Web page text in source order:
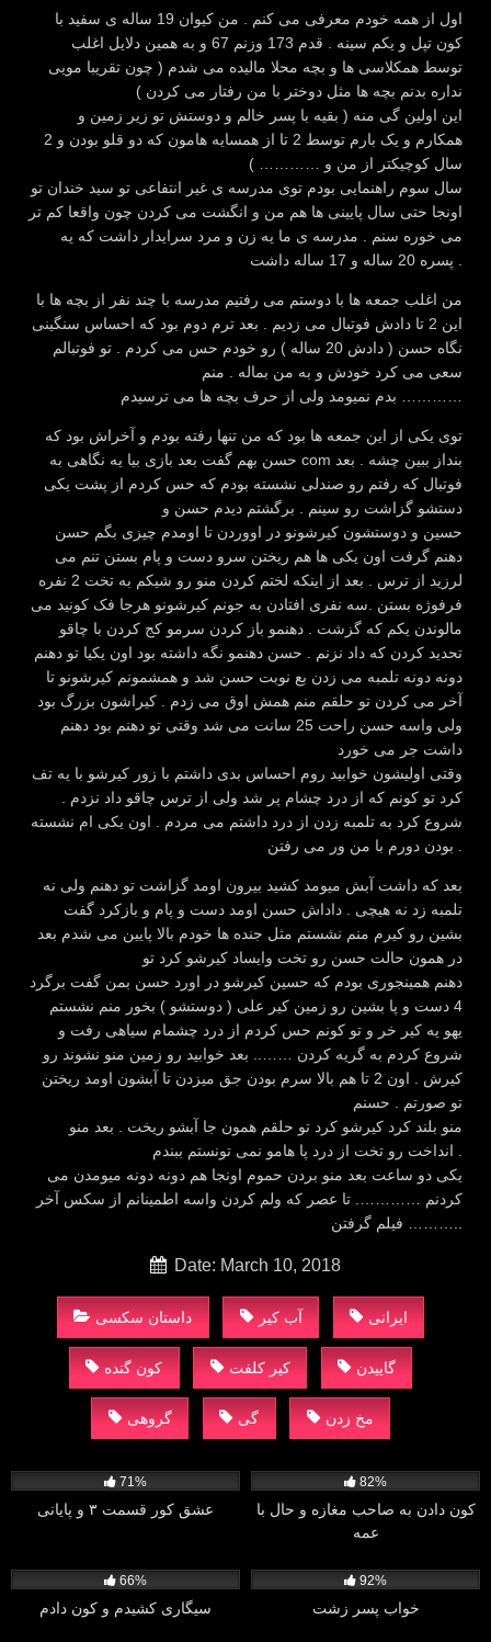
اول از همه خودم معرفی می کنم . من کیوان 19 ساله ی سفید با
کون تپل و یکم سینه . قدم 173 وزنم 67 و به همین دلایل اغلب
توسط همکلاسی ها و بچه محلا مالیده می شدم ( چون تقریبا مویی
نداره بدنم بچه ها مثل دوختر با من رفتار می کردن )
این اولین گی منه ( بقیه با پسر خالم و دوستش تو زیر زمین و
همکارم و یک بارم توسط 2 تا از همسایه هامون که دو قلو بودن و 2
سال کوچیکتر از من و ………… )
سال سوم راهنمایی بودم توی مدرسه ی غیر انتفاعی تو سید خندان تو
اونجا حتی سال پایینی ها هم من و انگشت می کردن چون واقعا کم تر
می خوره سنم . مدرسه ی ما یه زن و مرد سرایدار داشت که یه
من اغلب جمعه ها با دوستم می رفتیم مدرسه با چند نفر از بچه ها با
این 2 تا دادش فوتبال می زدیم . بعد ترم دوم بود که احساس سنگینی
نگاه حسن ( دادش 20 ساله ) رو خودم حس می کردم . تو فوتبالم
سعی می کرد خودش و به من بماله . منم
توی یکی از این جمعه ها بود که من تنها رفته بودم و آخراش بود که
حسن بهم گفت بعد بازی بیا یه نگاهی به com بنداز ببین چشه . بعد
فوتبال که رفتم رو صندلی نشسته بودم که حس کردم از پشت یکی
دستشو گزاشت رو سینم . برگشتم دیدم حسن و
حسین و دوستشون کیرشونو در اووردن تا اومدم چیزی بگم حسن
دهنم گرفت اون یکی ها هم ریختن سرو دست و پام بستن تنم می
لرزید از ترس . بعد از اینکه لختم کردن منو رو شیکم به تخت 2 نفره
فرفوژه بستن .سه نفری افتادن به جونم کیرشونو هرجا فک کونید می
مالوندن یکم که گزشت . دهنمو باز کردن سرمو کج کردن با چاقو
تحدید کردن که داد نزنم . حسن دهنمو نگه داشته بود اون یکیا تو دهنم
دونه دونه تلمبه می زدن بع نوبت حسن شد و همشمونم کیرشونو تا
آخر می کردن تو حلقم منم همش اوق می زدم . کیراشون بزرگ بود
ولی واسه حسن راحت 25 سانت می شد وقتی تو دهنم بود دهنم
داشت جر می خورد
وقتی اولیشون خوابید روم احساس بدی داشتم با زور کیرشو با یه تف
کرد تو کونم که از درد چشام پر شد ولی از ترس چاقو داد نزدم .
شروع کرد به تلمبه زدن از درد داشتم می مردم . اون یکی ام نشسته
بعد که داشت آبش میومد کشید بیرون اومد گزاشت تو دهنم ولی نه
تلمبه زد نه هیچی . داداش حسن اومد دست و پام و بازکرد گفت
بشین رو کیرم منم نشستم مثل جنده ها خودم بالا پایین می شدم بعد
در همون حالت حسن رو تخت وایساد کیرشو کرد تو
دهنم همینجوری بودم که حسین کیرشو در اورد حسن بمن گفت برگرد
4 دست و پا بشین رو زمین کیر علی ( دوستشو ) بخور منم نشستم
یهو یه کیر خر و تو کونم حس کردم از درد چشمام سیاهی رفت و
شروع کردم به گریه کردن …….. بعد خوابید رو زمین منو نشوند رو
کیرش . اون 2 تا هم بالا سرم بودن جق میزدن تا آبشون اومد ریختن
تو صورتم . حسنم
منو بلند کرد کیرشو کرد تو حلقم همون جا آبشو ریخت . بعد منو
یکی دو ساعت بعد منو بردن حموم اونجا هم دونه دونه میومدن می
کردنم …………. تا عصر که ولم کردن واسه اطمینانم از سکس آخر
Date: March 10, 2018
داستان سکسی آب کیر ایرانی
کون گنده کیر کلفت گاییدن
گروهی گی مخ زدن
71%
عشق کور قسمت ۳ و پایانی
82%
کون دادن به صاحب مغازه و حال با
عمه
66%
سیگاری کشیدم و کون دادم
92%
خواب پسر زشت